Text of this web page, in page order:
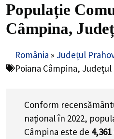
Populație
Câmpina,
România » Județul
Poiana Câmpina, Județul
Conform
național în 2022,
Câmpina este de 4,361